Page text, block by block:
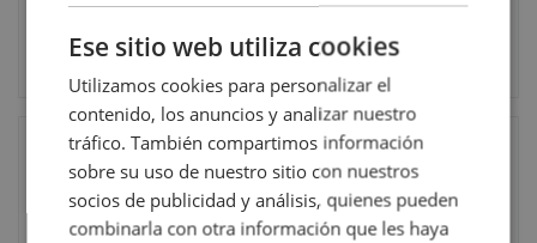
ENGLISH TRANSLATION
Ese sitio web utiliza cookies
Utilizamos cookies para personalizar el
contenido, los anuncios y analizar nuestro
tráfico. También compartimos información
sobre su uso de nuestro sitio con nuestros
socios de publicidad y análisis, quienes pueden
combinarla con otra información que les haya